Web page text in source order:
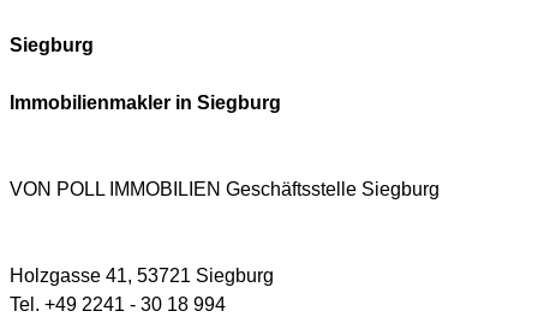
Siegburg
Immobilienmakler in Siegburg
VON POLL IMMOBILIEN Geschäftsstelle Siegburg
Holzgasse 41, 53721 Siegburg
Tel. +49 2241 - 30 18 994